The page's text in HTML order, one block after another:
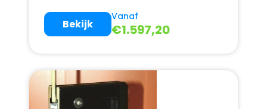
Vanaf
€1.597,20
Bekijk